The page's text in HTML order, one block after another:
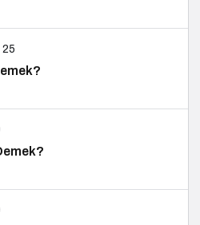
25
Demek?